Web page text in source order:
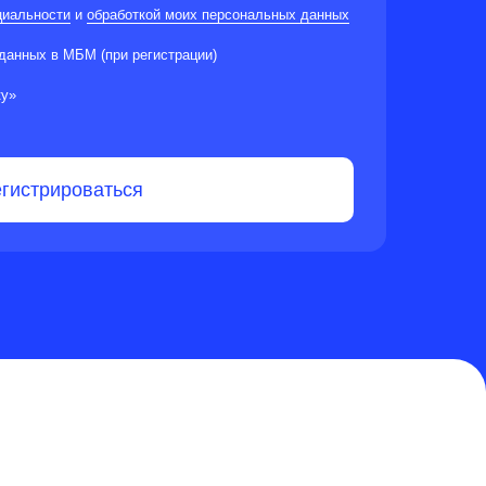
и обработкой моих персональных данных
в МБМ (при регистрации)